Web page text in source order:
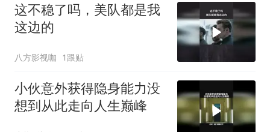
这不稳了吗，美队都是我
这边的
八方影视咖 1跟贴
小伙意外获得隐身能力没
想到从此走向人生巅峰